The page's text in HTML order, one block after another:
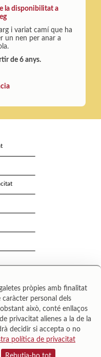
la disponibilitat a
i variat camí que ha
un nen per anar a
de 6 anys.
Zamora, 73. 08018 Barcelona. Tel:
pròpies amb finalitat
personal dels
això, conté enllaços
privacitat alienes a la de la
decidir si accepta o no
política de privacitat